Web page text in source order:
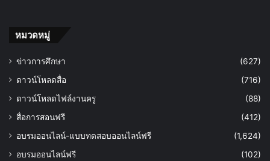
หมวดหมู่
ข่าวการศึกษา
(627)
ดาวน์โหลดสื่อ
(716)
ดาวน์โหลดไฟล์งานครู
(88)
สื่อการสอนฟรี
(412)
อบรมออนไลน์-แบบทดสอบออนไลน์ฟรี
(1,624)
อบรมออนไลน์ฟรี
(102)